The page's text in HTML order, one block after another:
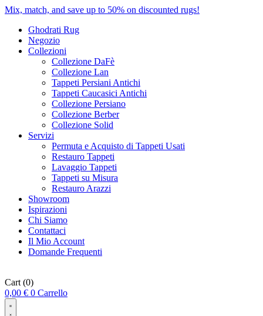
Mix, match, and save up to 50% on discounted rugs!
Ghodrati Rug
Negozio
Collezioni
Collezione DaFè
Collezione Lan
Tappeti Persiani Antichi
Tappeti Caucasici Antichi
Collezione Persiano
Collezione Berber
Collezione Solid
Servizi
Permuta e Acquisto di Tappeti Usati
Restauro Tappeti
Lavaggio Tappeti
Tappeti su Misura
Restauro Arazzi
Showroom
Ispirazioni
Chi Siamo
Contattaci
Il Mio Account
Domande Frequenti
Cart (0)
0,00 € 0 Carrello